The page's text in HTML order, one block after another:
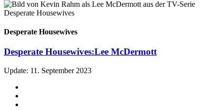
Desperate Housewives
Desperate Housewives:Lee McDermott
Update: 11. September 2023